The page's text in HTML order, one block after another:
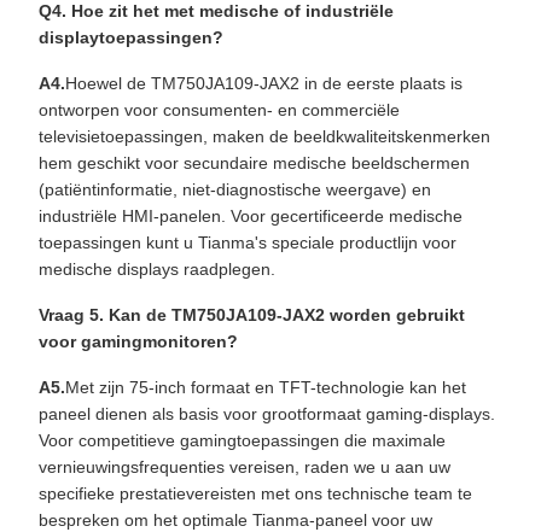
Q4. Hoe zit het met medische of industriële
displaytoepassingen?
A4.Hoewel de TM750JA109-JAX2 in de eerste plaats is
ontworpen voor consumenten- en commerciële
televisietoepassingen, maken de beeldkwaliteitskenmerken
hem geschikt voor secundaire medische beeldschermen
(patiëntinformatie, niet-diagnostische weergave) en
industriële HMI-panelen. Voor gecertificeerde medische
toepassingen kunt u Tianma's speciale productlijn voor
medische displays raadplegen.
Vraag 5. Kan de TM750JA109-JAX2 worden gebruikt
voor gamingmonitoren?
A5.Met zijn 75-inch formaat en TFT-technologie kan het
paneel dienen als basis voor grootformaat gaming-displays.
Voor competitieve gamingtoepassingen die maximale
vernieuwingsfrequenties vereisen, raden we u aan uw
specifieke prestatievereisten met ons technische team te
bespreken om het optimale Tianma-paneel voor uw